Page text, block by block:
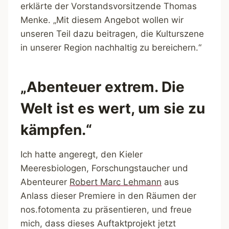
erklärte der Vorstandsvorsitzende Thomas
Menke. „Mit diesem Angebot wollen wir
unseren Teil dazu beitragen, die Kulturszene
in unserer Region nachhaltig zu bereichern.“
„Abenteuer extrem. Die
Welt ist es wert, um sie zu
kämpfen.“
Ich hatte angeregt, den Kieler
Meeresbiologen, Forschungstaucher und
Abenteurer Robert Marc Lehmann aus
Anlass dieser Premiere in den Räumen der
nos.fotomenta zu präsentieren, und freue
mich, dass dieses Auftaktprojekt jetzt